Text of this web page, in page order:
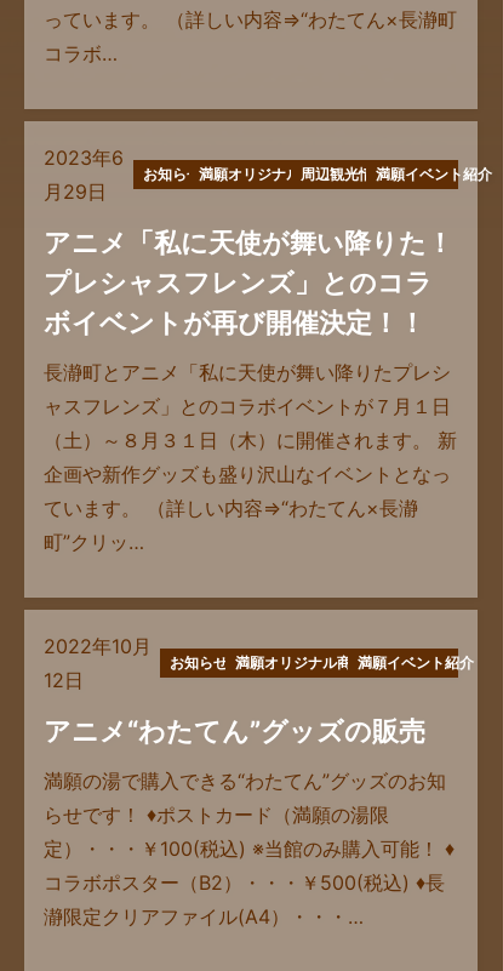
っています。 （詳しい内容⇒“わたてん×長瀞町
コラボ…
2023年6
月29日
お知らせ満願オリジナル商品周辺観光情報満願イベント紹介
アニメ「私に天使が舞い降りた！
プレシャスフレンズ」とのコラ
ボイベントが再び開催決定！！
長瀞町とアニメ「私に天使が舞い降りたプレシ
ャスフレンズ」とのコラボイベントが７月１日
（土）～８月３１日（木）に開催されます。 新
企画や新作グッズも盛り沢山なイベントとなっ
ています。 （詳しい内容⇒“わたてん×長瀞
町”クリッ…
2022年10月
12日
お知らせ 満願オリジナル商品満願イベント紹介
アニメ“わたてん”グッズの販売
満願の湯で購入できる“わたてん”グッズのお知
らせです！ ♦ポストカード（満願の湯限
定）・・・￥100(税込) ※当館のみ購入可能！ ♦
コラボポスター（B2）・・・￥500(税込) ♦長
瀞限定クリアファイル(A4）・・・…